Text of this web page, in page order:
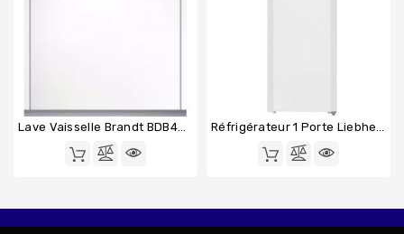
Lave Vaisselle Brandt BDB424LB Réfrigérateur 1 Porte Liebherr KP290